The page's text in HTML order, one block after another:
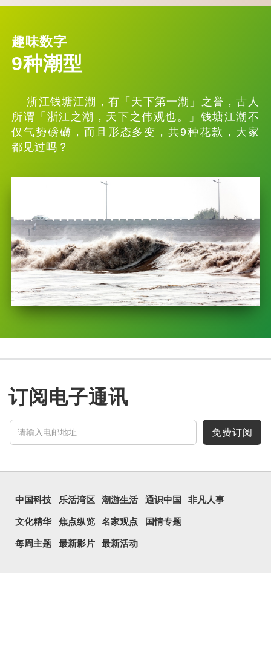
趣味数字
9种潮型
浙江钱塘江潮，有「天下第一潮」之誉，古人
所谓「浙江之潮，天下之伟观也。」钱塘江潮不
仅气势磅礴，而且形态多变，共9种花款，大家
都见过吗？
订阅电子通讯
免费订阅
中国科技 乐活湾区 潮游生活 通识中国 非凡人事
文化精华 焦点纵览 名家观点 国情专题
每周主题 最新影片 最新活动